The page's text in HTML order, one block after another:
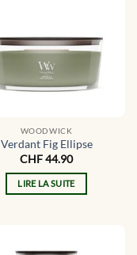
WOODWICK
Verdant Fig Ellipse
CHF44.90
LIRE LA SUITE